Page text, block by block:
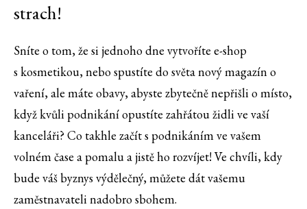
strach!
Sníte o tom, že si jednoho dne vytvoříte e-shop
s kosmetikou, nebo spustíte do světa nový magazín o
vaření, ale máte obavy, abyste zbytečně nepřišli o místo,
když kvůli podnikání opustíte zahřátou židli ve vaší
kanceláři? Co takhle začít s podnikáním ve vašem
volném čase a pomalu a jistě ho rozvíjet! Ve chvíli, kdy
bude váš byznys výdělečný, můžete dát vašemu
zaměstnavateli nadobro sbohem.